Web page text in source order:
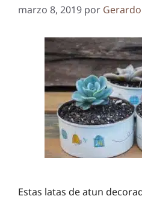
marzo 8, 2019 por
Estas latas de atun